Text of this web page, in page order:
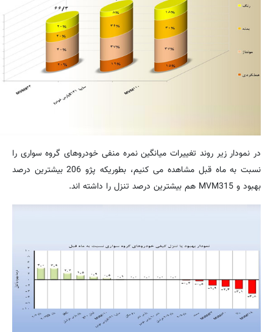
در نمودار زیر روند تغییرات میانگین نمره منفی خودروهای گروه سواری را
نسبت به ماه قبل مشاهده می کنیم، بطوریکه پژو 206 بیشترین درصد
بهبود و MVM315 هم بیشترین درصد تنزل را داشته اند.